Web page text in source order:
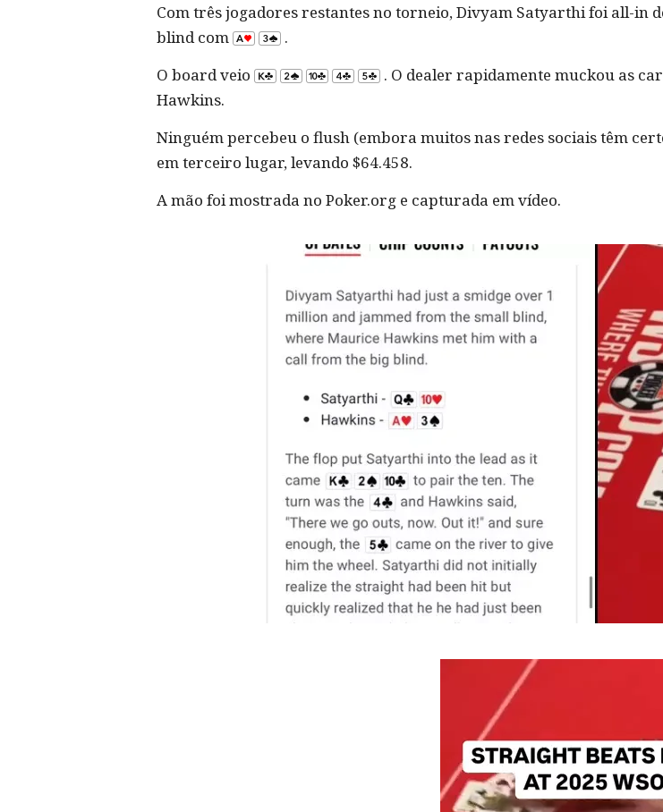
Com três jogadores restantes no torneio, Divyam Satyarthi foi all-in
blind com
.
O board veio
. O dealer rapidamente muckou as
Hawkins.
Ninguém percebeu o flush (embora muitos nas redes sociais têm
em terceiro lugar, levando $64.458.
A mão foi mostrada no Poker.org e capturada em vídeo.